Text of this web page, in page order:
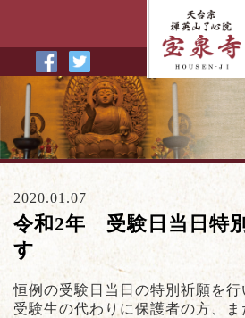
2020.01.07
令和2年 受験日当日特
す
恒例の受験日当日の特別祈願を行
受験生の代わりに保護者の方、ま